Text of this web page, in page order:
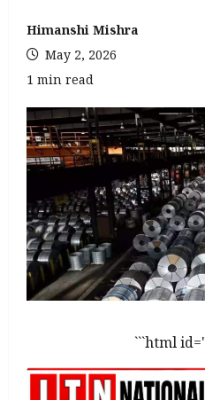
Himanshi Mishra
May 2, 2026
1 min read
```html